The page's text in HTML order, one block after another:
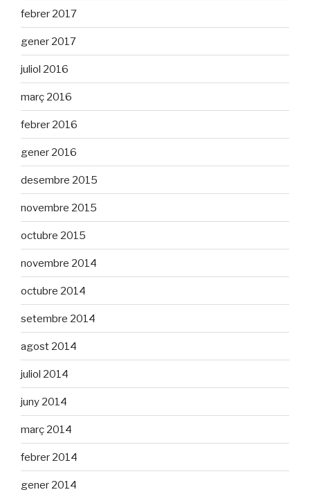
febrer 2017
gener 2017
juliol 2016
març 2016
febrer 2016
gener 2016
desembre 2015
novembre 2015
octubre 2015
novembre 2014
octubre 2014
setembre 2014
agost 2014
juliol 2014
juny 2014
març 2014
febrer 2014
gener 2014